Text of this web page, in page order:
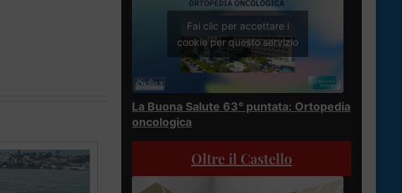
Fai clic per accettare i
cookie per questo servizio
La Buona Salute 63° puntata: Ortopedia
oncologica
Oltre il Castello